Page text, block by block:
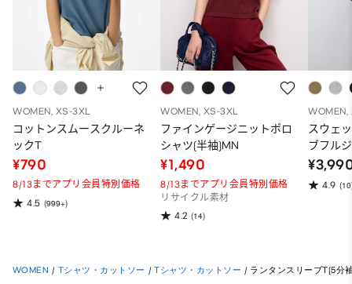
WOMEN, XS-3XL
コットンスムースクルーネ
ックT
¥790
8/13までアプリ会員特別価格
4.5 (999+)
WOMEN, XS-3XL
ファインゲージニットポロ
シャツ(半袖)MN
¥1,490
8/13までアプリ会員特別価格
リサイクル素材
4.2 (14)
WOMEN,
スウェ
ブフル
ーパー
ット）
4.9
WOMEN / Tシャツ・カットソー / Tシャツ・カットソー / ランタンスリーブT(5分